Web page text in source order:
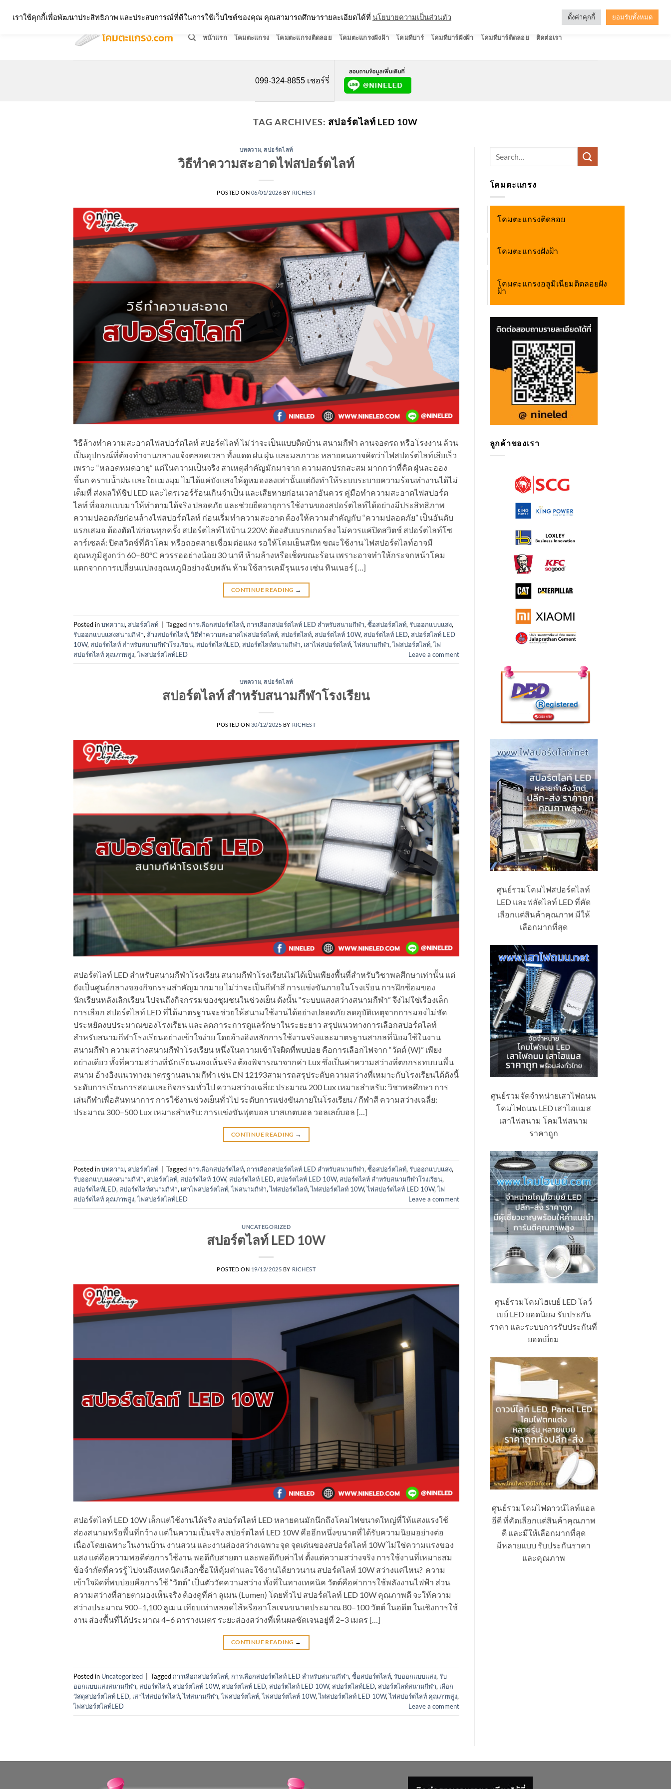
หน้าแรก โคมตะแกรง โคมตะแกรงติดลอย โคมตะแกรงฝังฝ้า โคมทีบาร์ โคมทีบาร์ฝังฝ้า โคมทีบาร์ติดลอย ติดต่อเรา
099-324-8855 เชอร์รี่
TAG ARCHIVES: สปอร์ตไลท์ LED 10W
บทความ สปอร์ตไลท์
วิธีทำความสะอาดไฟสปอร์ตไลท์
POSTED ON 06/01/2026 BY RICHEST
วิธีล้างทำความสะอาดไฟสปอร์ตไลท์ สปอร์ตไลท์ ไม่ว่าจะเป็นแบบติดบ้าน สนามกีฬา ลานจอดรถ หรือโรงงาน ล้วน
เป็นอุปกรณ์ที่ต้องทำงานกลางแจ้งตลอดเวลา ทั้งแดด ฝน ฝุ่น และมลภาวะ หลายคนอาจคิดว่าไฟสปอร์ตไลท์เสียเร็ว
เพราะ “หลอดหมดอายุ” แต่ในความเป็นจริง สาเหตุสำคัญมักมาจาก ความสกปรกสะสม มากกว่าที่คิด ฝุ่นละออง
ขี้นก คราบน้ำฝน และใยแมงมุม ไม่ได้แค่บังแสงให้ดูหมองลงเท่านั้นแต่ยังทำให้ระบบระบายความร้อนทำงานได้ไม่
เต็มที่ ส่งผลให้ชิป LED และไดรเวอร์ร้อนเกินจำเป็น และเสียหายก่อนเวลาอันควร คู่มือทำความสะอาดไฟสปอร์ต
ไลท์ ที่ออกแบบมาให้ทำตามได้จริง ปลอดภัย และช่วยยืดอายุการใช้งานของสปอร์ตไลท์ได้อย่างมีประสิทธิภาพ
ความปลอดภัยก่อนล้างไฟสปอร์ตไลท์ ก่อนเริ่มทำความสะอาด ต้องให้ความสำคัญกับ “ความปลอดภัย” เป็นอันดับ
แรกเสมอ ต้องตัดไฟก่อนทุกครั้ง สปอร์ตไลท์ไฟบ้าน 220V: ต้องสับเบรกเกอร์ลง ไม่ควรแค่ปิดสวิตช์ สปอร์ตไลท์โซ
ลาร์เซลล์: ปิดสวิตช์ที่ตัวโคม หรือถอดสายเชื่อมต่อแผง รอให้โคมเย็นสนิท ขณะใช้งาน ไฟสปอร์ตไลท์อาจมี
อุณหภูมิสูงกว่า 60–80°C ควรรออย่างน้อย 30 นาที ห้ามล้างหรือเช็ดขณะร้อน เพราะอาจทำให้กระจกหน้าโคม
แตกจากการเปลี่ยนแปลงอุณหภูมิอย่างฉับพลัน ห้ามใช้สารเคมีรุนแรง เช่น ทินเนอร์ […]
CONTINUE READING →
Posted inบทความ, สปอร์ตไลท์ Tagged การเลือกสปอร์ตไลท์, การเลือกสปอร์ตไลท์ LED สำหรับสนามกีฬา, ซื้อสปอร์ตไลท์, รับออกแบบแสง,
รับออกแบบแสงสนามกีฬา, ล้างสปอร์ตไลท์, วิธีทำความสะอาดไฟสปอร์ตไลท์, สปอร์ตไลท์, สปอร์ตไลท์ 10W, สปอร์ตไลท์ LED, สปอร์ตไลท์ LED
10W, สปอร์ตไลท์ สำหรับสนามกีฬาโรงเรียน, สปอร์ตไลท์LED, สปอร์ตไลท์สนามกีฬา, เสาไฟสปอร์ตไลท์,ไฟสนามกีฬา,ไฟสปอร์ตไลท์,ไฟ
สปอร์ตไลท์ คุณภาพสูง,ไฟสปอร์ตไลท์LED Leave a comment
บทความ สปอร์ตไลท์
สปอร์ตไลท์ สำหรับสนามกีฬาโรงเรียน
POSTED ON 30/12/2025 BY RICHEST
สปอร์ตไลท์ LED สำหรับสนามกีฬาโรงเรียน สนามกีฬาโรงเรียนไม่ได้เป็นเพียงพื้นที่สำหรับวิชาพลศึกษาเท่านั้น แต่
ยังเป็นศูนย์กลางของกิจกรรมสำคัญมากมาย ไม่ว่าจะเป็นกีฬาสี การแข่งขันภายในโรงเรียน การฝึกซ้อมของ
นักเรียนหลังเลิกเรียน ไปจนถึงกิจกรรมของชุมชนในช่วงเย็น ดังนั้น “ระบบแสงสว่างสนามกีฬา” จึงไม่ใช่เรื่องเล็ก
การเลือก สปอร์ตไลท์ LED ที่ได้มาตรฐานจะช่วยให้สนามใช้งานได้อย่างปลอดภัย ลดอุบัติเหตุจากการมองไม่ชัด
ประหยัดงบประมาณของโรงเรียน และลดภาระการดูแลรักษาในระยะยาว สรุปแนวทางการเลือกสปอร์ตไลท์
สำหรับสนามกีฬาโรงเรียนอย่างเข้าใจง่าย โดยอ้างอิงหลักการใช้งานจริงและมาตรฐานสากลที่นิยมใช้ในงาน
สนามกีฬา ความสว่างสนามกีฬาโรงเรียน หนึ่งในความเข้าใจผิดที่พบบ่อย คือการเลือกไฟจาก “วัตต์ (W)” เพียง
อย่างเดียว ทั้งที่ความสว่างที่นักเรียนมองเห็นจริง ต้องพิจารณาจากค่า Lux ซึ่งเป็นค่าความสว่างที่ตกกระทบบนพื้น
สนาม อ้างอิงแนวทางมาตรฐานสนามกีฬา เช่น EN 12193สามารถสรุประดับความสว่างที่เหมาะกับโรงเรียนได้ดังนี้
ระดับการเรียนการสอนและกิจกรรมทั่วไป ความสว่างเฉลี่ย: ประมาณ 200 Lux เหมาะสำหรับ: วิชาพลศึกษา การ
เล่นกีฬาเพื่อสันทนาการ การใช้งานช่วงเย็นทั่วไป ระดับการแข่งขันภายในโรงเรียน / กีฬาสี ความสว่างเฉลี่ย:
ประมาณ 300–500 Lux เหมาะสำหรับ: การแข่งขันฟุตบอล บาสเกตบอล วอลเลย์บอล […]
CONTINUE READING →
Posted inบทความ, สปอร์ตไลท์ Tagged การเลือกสปอร์ตไลท์, การเลือกสปอร์ตไลท์ LED สำหรับสนามกีฬา, ซื้อสปอร์ตไลท์, รับออกแบบแสง,
รับออกแบบแสงสนามกีฬา, สปอร์ตไลท์, สปอร์ตไลท์ 10W, สปอร์ตไลท์ LED, สปอร์ตไลท์ LED 10W, สปอร์ตไลท์ สำหรับสนามกีฬาโรงเรียน,
สปอร์ตไลท์LED, สปอร์ตไลท์สนามกีฬา, เสาไฟสปอร์ตไลท์,ไฟสนามกีฬา,ไฟสปอร์ตไลท์,ไฟสปอร์ตไลท์ 10W,ไฟสปอร์ตไลท์ LED 10W,ไฟ
สปอร์ตไลท์ คุณภาพสูง,ไฟสปอร์ตไลท์LED Leave a comment
UNCATEGORIZED
สปอร์ตไลท์ LED 10W
POSTED ON 19/12/2025 BY RICHEST
สปอร์ตไลท์ LED 10W เล็กแต่ใช้งานได้จริง สปอร์ตไลท์ LED หลายคนมักนึกถึงโคมไฟขนาดใหญ่ที่ให้แสงแรงใช้
ส่องสนามหรือพื้นที่กว้าง แต่ในความเป็นจริง สปอร์ตไลท์ LED 10W คืออีกหนึ่งขนาดที่ได้รับความนิยมอย่างต่อ
เนื่องโดยเฉพาะในงานบ้าน งานสวน และงานส่องสว่างเฉพาะจุด จุดเด่นของสปอร์ตไลท์ 10W ไม่ใช่ความแรงของ
แสง แต่คือความพอดีต่อการใช้งาน พอดีกับสายตา และพอดีกับค่าไฟ ตั้งแต่ความสว่างจริง การใช้งานที่เหมาะสม
ข้อจำกัดที่ควรรู้ ไปจนถึงเทคนิคเลือกซื้อให้คุ้มค่าและใช้งานได้ยาวนาน สปอร์ตไลท์ 10W สว่างแค่ไหน? ความ
เข้าใจผิดที่พบบ่อยคือการใช้ “วัตต์” เป็นตัววัดความสว่าง ทั้งที่ในทางเทคนิค วัตต์คือค่าการใช้พลังงานไฟฟ้า ส่วน
ความสว่างที่สายตามองเห็นจริง ต้องดูที่ค่า ลูเมน (Lumen) โดยทั่วไป สปอร์ตไลท์ LED 10W คุณภาพดี จะให้ความ
สว่างประมาณ 900–1,100 ลูเมน เทียบเท่าหลอดไส้หรือฮาโลเจนขนาดประมาณ 80–100 วัตต์ ในอดีต ในเชิงการใช้
งาน ส่องพื้นที่ได้ประมาณ 4–6 ตารางเมตร ระยะส่องสว่างที่เห็นผลชัดเจนอยู่ที่ 2–3 เมตร […]
CONTINUE READING →
Posted in Uncategorized Tagged การเลือกสปอร์ตไลท์, การเลือกสปอร์ตไลท์ LED สำหรับสนามกีฬา, ซื้อสปอร์ตไลท์, รับออกแบบแสง, รับ
ออกแบบแสงสนามกีฬา, สปอร์ตไลท์, สปอร์ตไลท์ 10W, สปอร์ตไลท์ LED, สปอร์ตไลท์ LED 10W, สปอร์ตไลท์LED, สปอร์ตไลท์สนามกีฬา, เลือก
วัสดุสปอร์ตไลท์ LED, เสาไฟสปอร์ตไลท์,ไฟสนามกีฬา,ไฟสปอร์ตไลท์,ไฟสปอร์ตไลท์ 10W,ไฟสปอร์ตไลท์ LED 10W,ไฟสปอร์ตไลท์ คุณภาพสูง,
ไฟสปอร์ตไลท์LED
Leave a comment
โคมตะแกรง
โคมตะแกรงติดลอย
โคมตะแกรงฝังฝ้า
โคมตะแกรงอลูมิเนียมติดลอยฝัง
ฝ้า
ลูกค้าของเรา
ศูนย์รวมโคมไฟสปอร์ตไลท์
LED และฟลัดไลท์ LED ที่คัด
เลือกแต่สินค้าคุณภาพ มีให้
เลือกมากที่สุด
ศูนย์รวมจัดจำหน่ายเสาไฟถนน
โคมไฟถนน LED เสาไฮแมส
เสาไฟสนาม โคมไฟสนาม
ราคาถูก
ศูนย์รวมโคมไฮเบย์ LED โลว์
เบย์ LED ยอดนิยม รับประกัน
ราคา และระบบการรับประกันที่
ยอดเยี่ยม
ศูนย์รวมโคมไฟดาวน์ไลท์แอล
อีดี ที่คัดเลือกแต่สินค้าคุณภาพ
ดี และมีให้เลือกมากที่สุด
มีหลายแบบ รับประกันราคา
และคุณภาพ
เราใช้คุกกี้เพื่อพัฒนาประสิทธิภาพ และประสบการณ์ที่ดีในการใช้เว็บไซต์ของคุณ คุณสามารถศึกษารายละเอียดได้ที่ นโยบายความเป็นส่วนตัว ตั้งค่าคุกกี้ ยอมรับทั้งหมด